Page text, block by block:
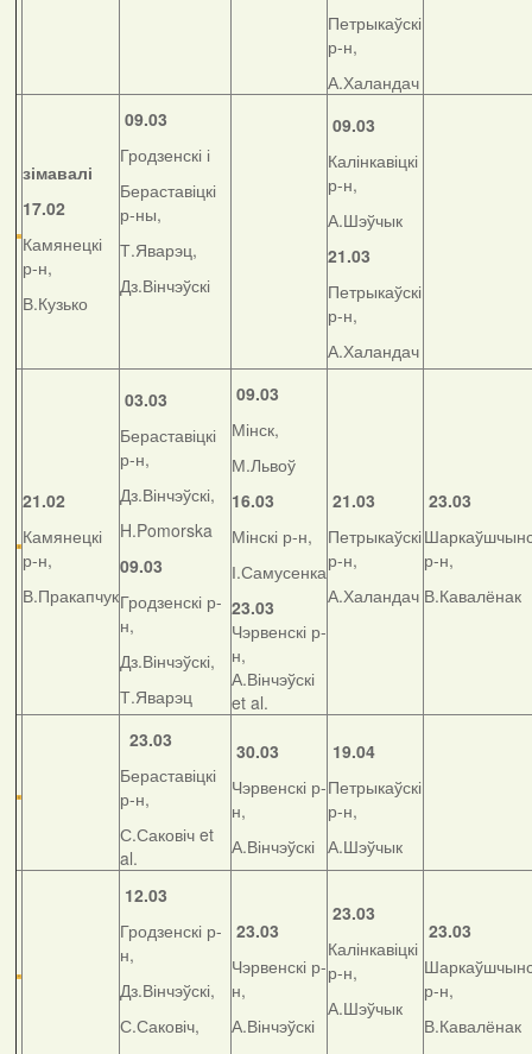
Петрыкаўскі
р-н,
А.Халандач
зімавалі
17.02
Камянецкі
р-н,
В.Кузько
09.03
Гродзенскі і
Бераставіцкі
р-ны,
Т.Яварэц,
Дз.Вінчэўскі
09.03
Калінкавіцкі
р-н,
А.Шэўчык
21.03
Петрыкаўскі
р-н,
А.Халандач
21.02
Камянецкі
р-н,
В.Пракапчук
03.03
Бераставіцкі
р-н,
Дз.Вінчэўскі,
H.Pomorska
09.03
Гродзенскі р-
н,
Дз.Вінчэўскі,
Т.Яварэц
09.03
Мінск,
М.Львоў
16.03
Мінскі р-н,
І.Самусенка
23.03
Чэрвенскі р-
н,
А.Вінчэўскі
et al.
21.03
Петрыкаўскі
р-н,
А.Халандач
23.03
р-н,
В.Кавалёнак
23.03
Бераставіцкі
р-н,
С.Саковіч et
al.
30.03
Чэрвенскі р-
н,
А.Вінчэўскі
19.04
Петрыкаўскі
р-н,
А.Шэўчык
12.03
Гродзенскі р-
н,
Дз.Вінчэўскі,
С.Саковіч,
23.03
Чэрвенскі р-
н,
А.Вінчэўскі
23.03
Калінкавіцкі
р-н,
А.Шэўчык
23.03
р-н,
В.Кавалёнак